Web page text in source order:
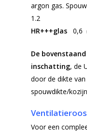
argon gas.
1.2
HR+++glas 0,6
De
inschatting, de
door de dikte
spouwdikte/
Voor een